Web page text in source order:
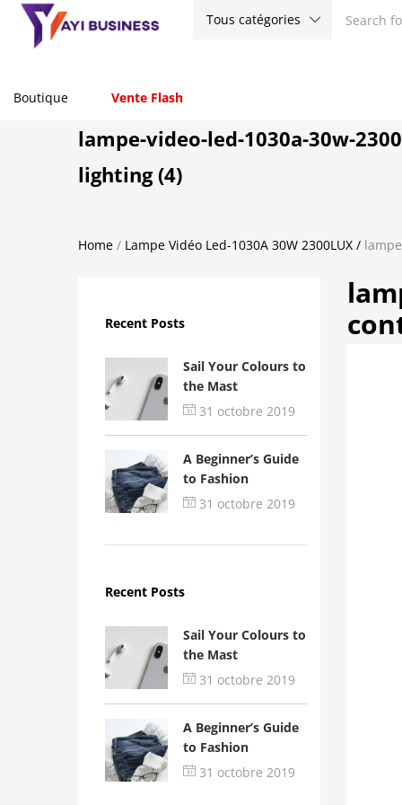
Tous catégories
Boutique Vente Flash
lampe-video-led-1030a-30w-
lighting (4)
Home / Lampe Vidéo Led-1030A 30W 2300LUX /
Recent Posts
Sail Your Colours to
the Mast
31 octobre 2019
A Beginner’s Guide
to Fashion
31 octobre 2019
Recent Posts
Sail Your Colours to
the Mast
31 octobre 2019
A Beginner’s Guide
to Fashion
31 octobre 2019